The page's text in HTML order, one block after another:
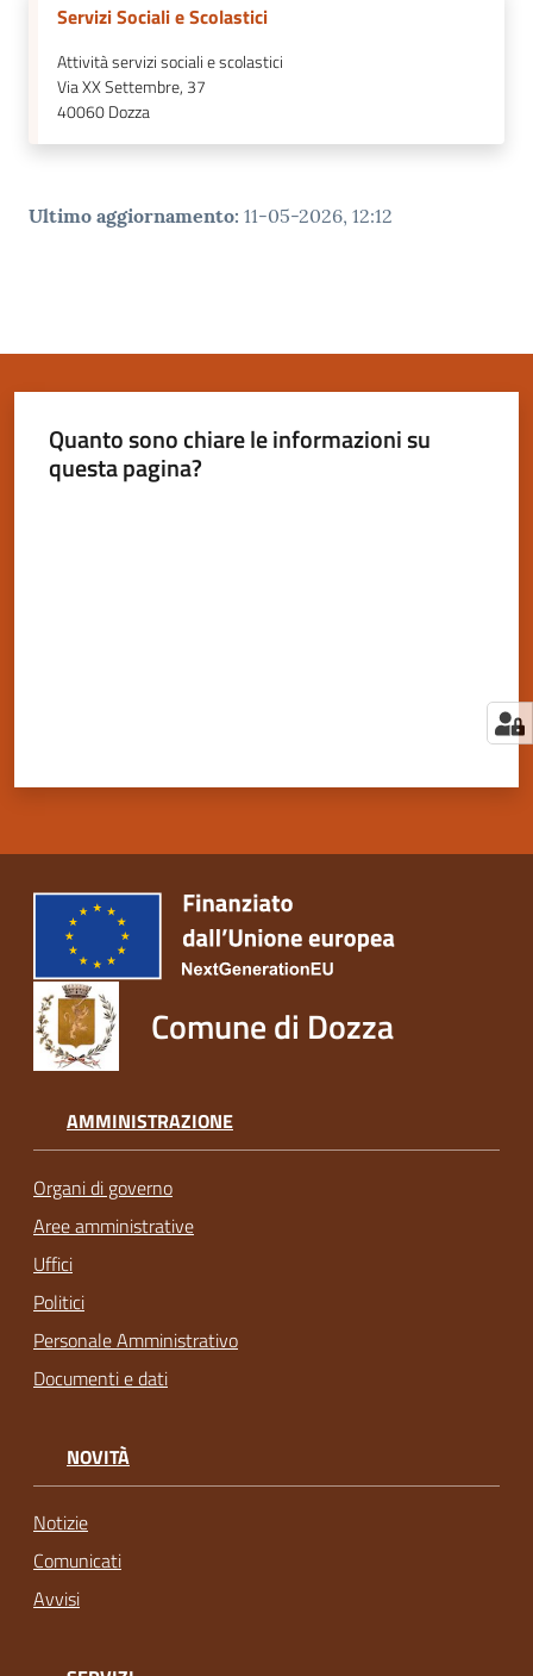
Servizi Sociali e Scolastici
Attività servizi sociali e scolastici
Via XX Settembre, 37
40060Dozza
Ultimo aggiornamento: 11-05-2026, 12:12
Quanto sono chiare le informazioni su
questa pagina?
Comune di Dozza
AMMINISTRAZIONE
Organi di governo
Aree amministrative
Uffici
Politici
Personale Amministrativo
Documenti e dati
NOVITÀ
Notizie
Comunicati
Avvisi